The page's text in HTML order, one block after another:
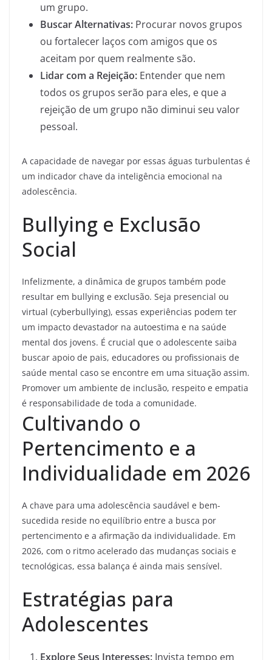
um grupo.
Buscar Alternativas: Procurar novos grupos
ou fortalecer laços com amigos que os
aceitam por quem realmente são.
Lidar com a Rejeição: Entender que nem
todos os grupos serão para eles, e que a
rejeição de um grupo não diminui seu valor
pessoal.
A capacidade de navegar por essas águas turbulentas é
um indicador chave da inteligência emocional na
adolescência.
Bullying e Exclusão
Social
Infelizmente, a dinâmica de grupos também pode
resultar em bullying e exclusão. Seja presencial ou
virtual (cyberbullying), essas experiências podem ter
um impacto devastador na autoestima e na saúde
mental dos jovens. É crucial que o adolescente saiba
buscar apoio de pais, educadores ou profissionais de
saúde mental caso se encontre em uma situação assim.
Promover um ambiente de inclusão, respeito e empatia
é responsabilidade de toda a comunidade.
Cultivando o
Pertencimento e a
Individualidade em 2026
A chave para uma adolescência saudável e bem-
sucedida reside no equilíbrio entre a busca por
pertencimento e a afirmação da individualidade. Em
2026, com o ritmo acelerado das mudanças sociais e
tecnológicas, essa balança é ainda mais sensível.
Estratégias para
Adolescentes
Explore Seus Interesses: Invista tempo em